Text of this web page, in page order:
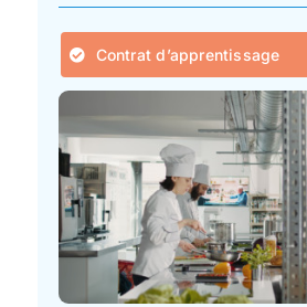
Contrat d’apprentissage